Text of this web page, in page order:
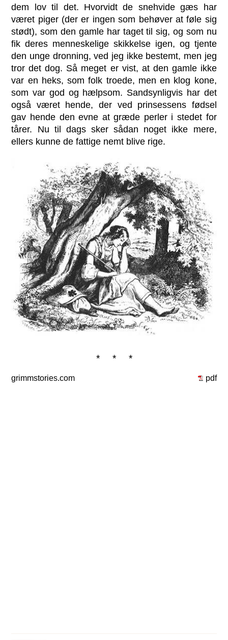
dem lov til det. Hvorvidt de snehvide gæs har
været piger (der er ingen som behøver at føle sig
stødt), som den gamle har taget til sig, og som nu
fik deres menneskelige skikkelse igen, og tjente
den unge dronning, ved jeg ikke bestemt, men jeg
tror det dog. Så meget er vist, at den gamle ikke
var en heks, som folk troede, men en klog kone,
som var god og hælpsom. Sandsynligvis har det
også været hende, der ved prinsessens fødsel
gav hende den evne at græde perler i stedet for
tårer. Nu til dags sker sådan noget ikke mere,
ellers kunne de fattige nemt blive rige.
* * *
grimmstories.com pdf